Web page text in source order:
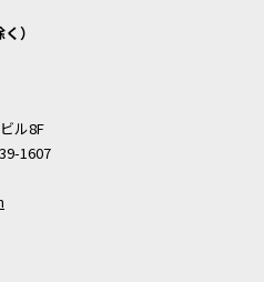
）
ル8F
1607